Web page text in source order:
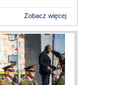
Zobacz więcej